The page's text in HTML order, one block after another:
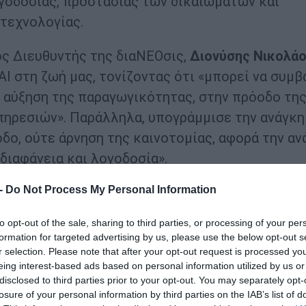
Do Not Process My Personal Information
opt-out of the sale, sharing to third parties, or processing of your
for targeted advertising by us, please use the below opt-out
selection. Please note that after your opt-out request is processed
interest-based ads based on personal information utilized by us
to third parties prior to your opt-out. You may separately
of your personal information by third parties on the IAB’s list of
Διευθυντής της διαΝΕΟσις, Διονύσης
στη ζωή μας, τονίζοντας ότι «μπορεί να
της παραγωγικότητας, στην πρόοδο της
Παράλληλα, υπογράμμισε την ανάγκη
ούτε άρνηση της καινοτομίας, αφορά την
και λογοδοσία».
Φαίη Μακαντάση , παρουσίασε τη νέα
πιστεύουν οι Έλληνες για την AI: Β’ Μέρος –
εδώ ). Χαρακτηριστικά ανέφερε ότι η χρήση
2025 σε 69% τον Ιανουάριο του 2026—
της καινοτομία. Ακόμα, 3 στους 4
της παραγωγικότητας. Όσον αφορά τις